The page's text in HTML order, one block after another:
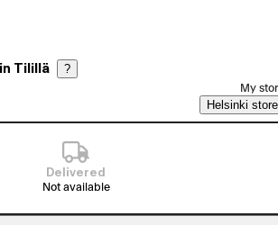
Tilillä ?
My
Helsinki store
Delivered
Not available